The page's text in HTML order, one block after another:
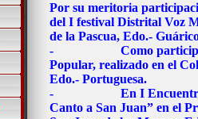
Por su meritoria
del I festival Distrital Voz
de la Pascua, Edo.-
- Como participante
Popular, realizado en el
Edo.- Portuguesa.
- En I Encuentro
Canto a San Juan” en el